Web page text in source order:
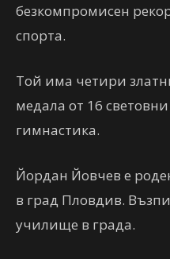
безкомпромисен
спорта.
Той има четири
медала от 16
гимнастика.
Йордан Йовчев е
в град Пловдив.
училище в града.